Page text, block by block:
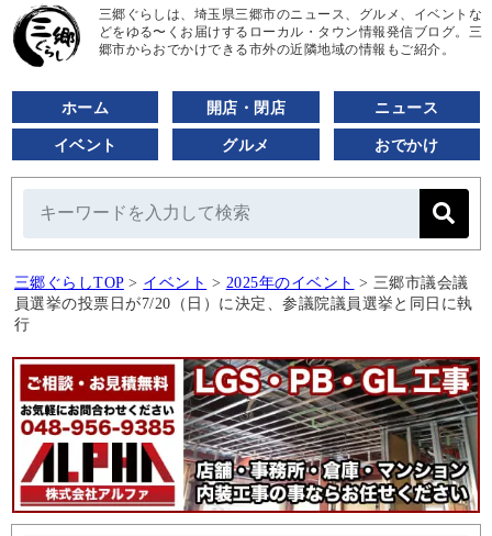
三郷ぐらしは、埼玉県三郷市のニュース、グルメ、イベントな
どをゆる〜くお届けするローカル・タウン情報発信ブログ。三
郷市からおでかけできる市外の近隣地域の情報もご紹介。
ホーム 開店・閉店 ニュース
イベント グルメ おでかけ
三郷ぐらしTOP > イベント > 2025年のイベント > 三郷市議会議
員選挙の投票日が7/20（日）に決定、参議院議員選挙と同日に執
行